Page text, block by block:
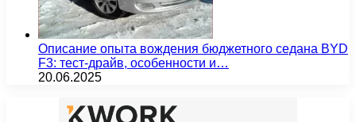
Описание опыта вождения бюджетного седана BYD
F3: тест-драйв, особенности и…
20.06.2025